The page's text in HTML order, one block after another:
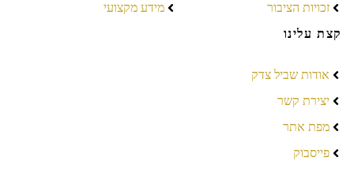
זכויות הציבור
מידע מקצועי
קצת עלינו
אודות שביל צדק
יצירת קשר
מפת אתר
פייסבוק